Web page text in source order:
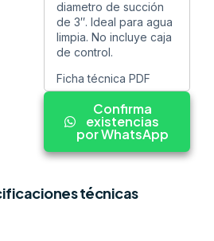
diametro de succión
de 3″. Ideal para agua
limpia. No incluye caja
de control.
Ficha técnica PDF
Confirma
existencias
por WhatsApp
técnicas